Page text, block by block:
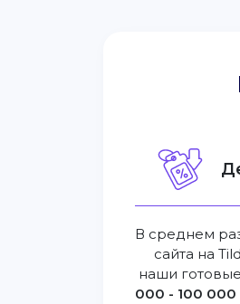
В среднем
сайта на
наши
000 - 100 000